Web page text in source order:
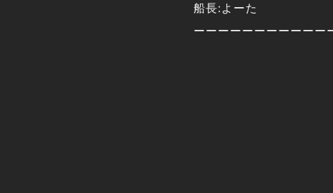
船長:よーた
ーーーーーーーーーーー